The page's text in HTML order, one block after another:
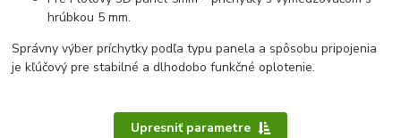
hrúbkou 5 mm.
Správny výber príchytky podľa typu panela a spôsobu pripojenia
je kľúčový pre stabilné a dlhodobo funkčné oplotenie.
Upresniť parametre